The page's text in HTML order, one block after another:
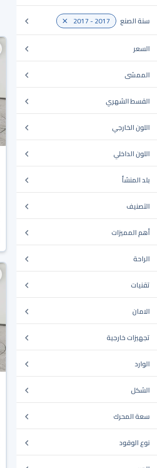
سنة الصنع 2017 - 2017
السعر
الممشى
القسط الشهري
اللون الخارجي
اللون الداخلي
بلد المنشأ
التصنيف
أهم المميزات
الراحة
تقنيات
الامان
تجهيزات خارجية
الوارد
الشكل
سعة المحرك
نوع الوقود